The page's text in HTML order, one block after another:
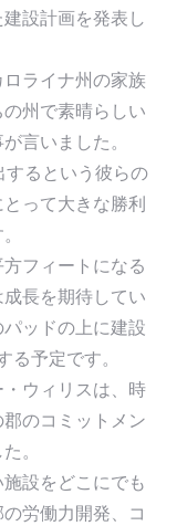
設計画を発表し
ロライナ州の家族
州で素晴らしい
言いました。
するという彼らの
って大きな勝利
フィートになる
長を期待してい
ッドの上に建設
る予定です。
ウィリスは、時
のコミットメン
。
設をどこにでも
労働力開発、コ